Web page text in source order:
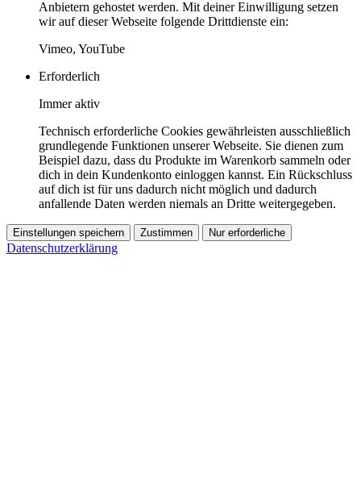
Anbietern gehostet werden. Mit deiner Einwilligung setzen
wir auf dieser Webseite folgende Drittdienste ein:
Vimeo, YouTube
Erforderlich
Immer aktiv
Technisch erforderliche Cookies gewährleisten ausschließlich
grundlegende Funktionen unserer Webseite. Sie dienen zum
Beispiel dazu, dass du Produkte im Warenkorb sammeln oder
dich in dein Kundenkonto einloggen kannst. Ein Rückschluss
auf dich ist für uns dadurch nicht möglich und dadurch
anfallende Daten werden niemals an Dritte weitergegeben.
Einstellungen speichern Zustimmen Nur erforderliche
Datenschutzerklärung